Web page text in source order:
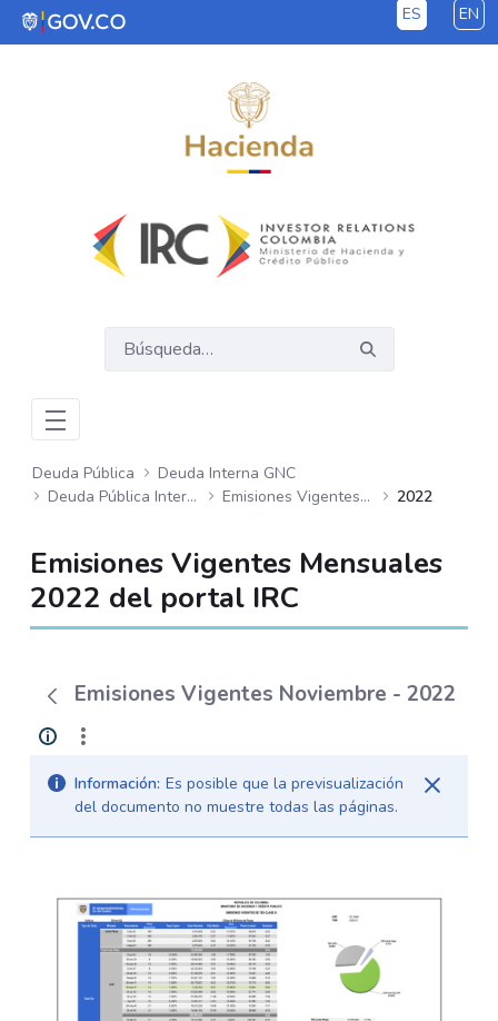
Saltar al contenido principal ES EN
Deuda Pública
Deuda Interna GNC
Deuda Pública Interna GNC
Emisiones Vigentes Mensuales 2022
Emisiones Vigentes Mensuales
2022 del portal IRC
Emisiones Vigentes Noviembre - 2022
Información: Es posible que la previsualización
del documento no muestre todas las páginas.